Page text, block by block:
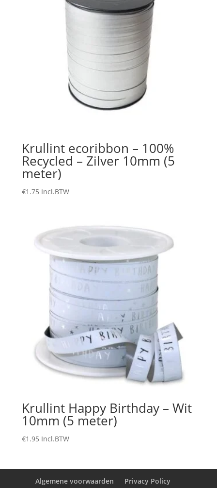
Krullint ecoribbon – 100%
Recycled – Zilver 10mm (5
meter)
€1.75 Incl.BTW
Krullint Happy Birthday – Wit
10mm (5 meter)
€1.95 Incl.BTW
Algemene voorwaarden
Privacy Policy